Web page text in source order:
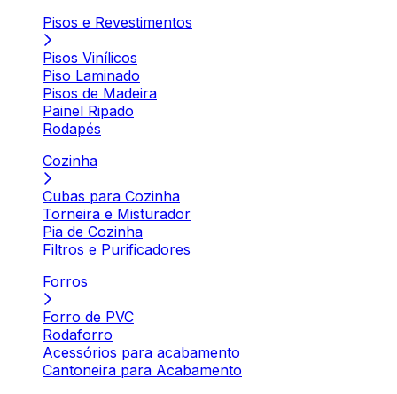
Pisos e Revestimentos
Pisos Vinílicos
Piso Laminado
Pisos de Madeira
Painel Ripado
Rodapés
Cozinha
Cubas para Cozinha
Torneira e Misturador
Pia de Cozinha
Filtros e Purificadores
Forros
Forro de PVC
Rodaforro
Acessórios para acabamento
Cantoneira para Acabamento